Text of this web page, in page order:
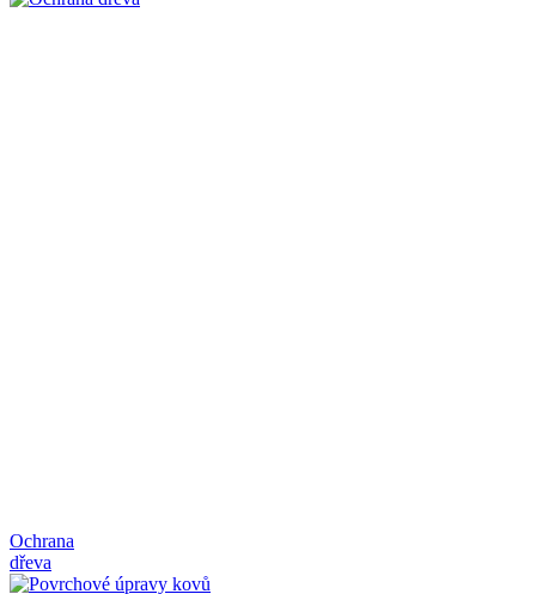
Ochrana
dřeva